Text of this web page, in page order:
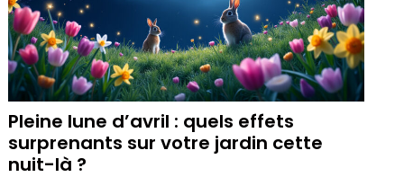
Pleine lune d’avril : quels effets
surprenants sur votre jardin cette
nuit-là ?